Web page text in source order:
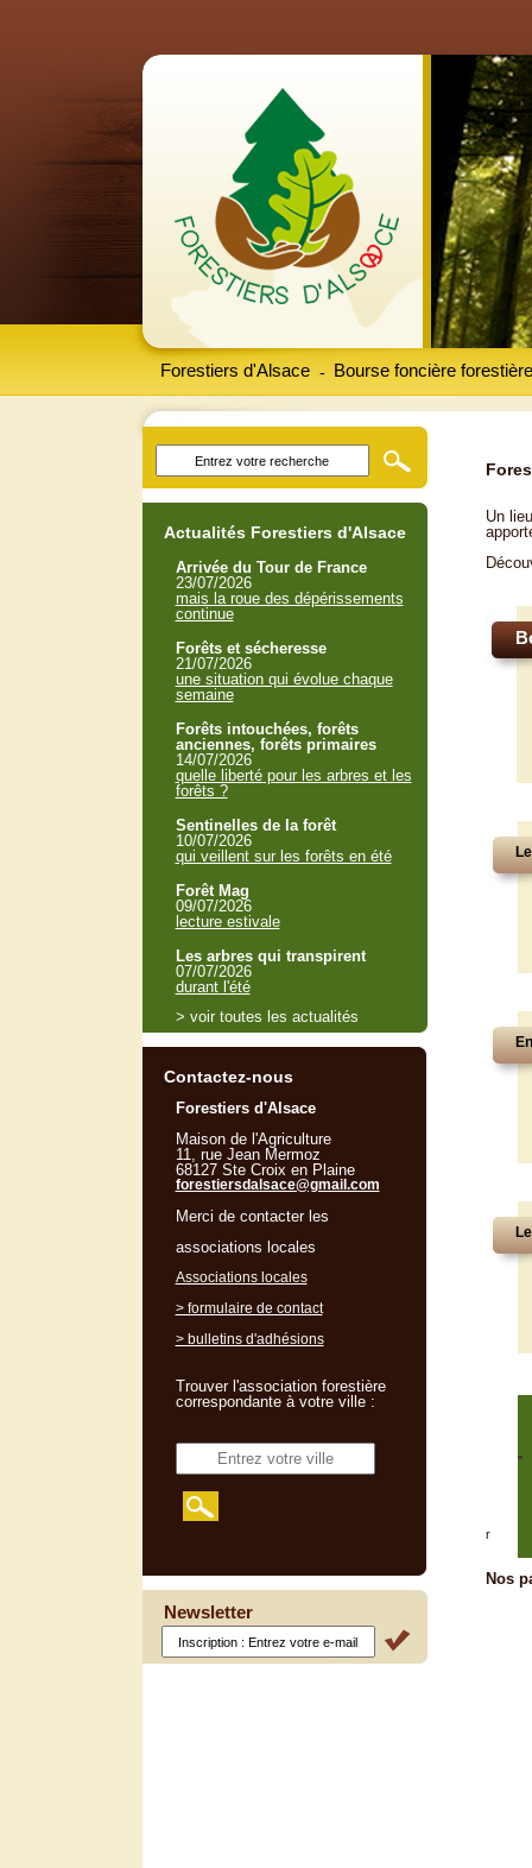
Forestiers d'Alsace Bourse foncière forestière
-
Un
"
r
Nos
Actualités Forestiers d'Alsace
Arrivée du Tour de France
23/07/2026
mais la roue des dépérissements
continue
Forêts et sécheresse
21/07/2026
une situation qui évolue chaque
semaine
Forêts intouchées, forêts
anciennes, forêts primaires
14/07/2026
quelle liberté pour les arbres et les
forêts ?
Sentinelles de la forêt
10/07/2026
qui veillent sur les forêts en été
Forêt Mag
09/07/2026
lecture estivale
Les arbres qui transpirent
07/07/2026
durant l'été
> voir toutes les actualités
Contactez-nous
Forestiers d'Alsace
Maison de l'Agriculture
11, rue Jean Mermoz
68127 Ste Croix en Plaine
forestiersdalsace@gmail.com
Merci de contacter les
associations locales
Associations locales
> formulaire de contact
> bulletins d'adhésions
Trouver l'association forestière
correspondante à votre ville :
Newsletter